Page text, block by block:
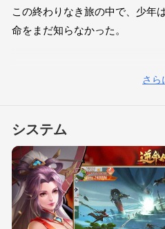
この終わりなき旅の中で、少年
命をまだ知らなかった。
独特で、革新的古風ファンタジ
簡単最適なゲーム操作、オート
自由配置OK！多様な陣容選択
▼80名以上の英霊、英霊を集め
80名以上歴史名人、多様な属性
さら
システム